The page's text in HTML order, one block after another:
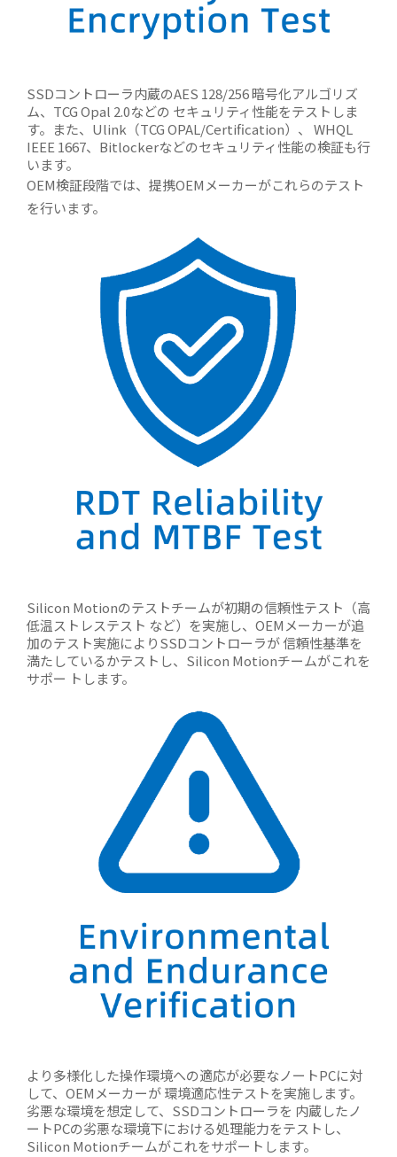
SSDコントローラ内蔵のAES 128/256 暗号化アルゴリズ
ム、TCG Opal 2.0などの セキュリティ性能をテストしま
す。また、Ulink（TCG OPAL/Certification）、 WHQL
IEEE 1667、Bitlockerなどのセキュリティ性能の検証も行
います。
OEM検証段階では、提携OEMメーカーがこれらのテスト
を行います。
Silicon Motionのテストチームが初期の信頼性テスト（高
低温ストレステスト など）を実施し、OEMメーカーが追
加のテスト実施によりSSDコントローラが 信頼性基準を
満たしているかテストし、Silicon Motionチームがこれを
サポー トします。
より多様化した操作環境への適応が必要なノートPCに対
して、OEMメーカーが 環境適応性テストを実施します。
劣悪な環境を想定して、SSDコントローラを 内蔵したノ
ートPCの劣悪な環境下における処理能力をテストし、
Silicon Motionチームがこれをサポートします。